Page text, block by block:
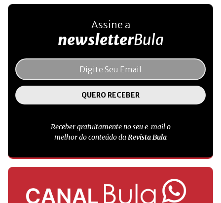
Assine a
newsletterBula
Receber gratuitamente no seu e-mail o
melhor do conteúdo daRevista Bula